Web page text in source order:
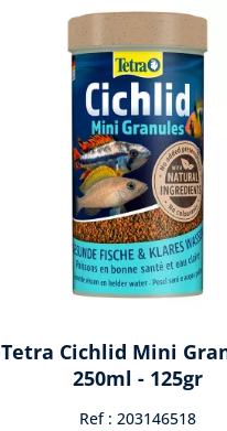
Tetra Cichlid Mini
250ml - 125gr
Ref : 203146518